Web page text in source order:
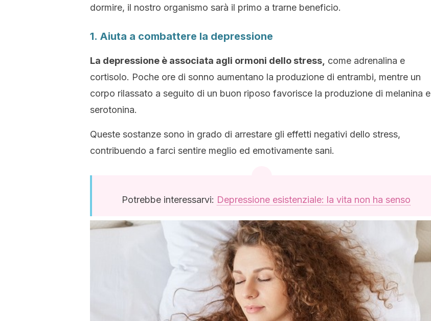
dormire, il nostro organismo sarà il primo a trarne beneficio.
1. Aiuta a combattere la depressione
La depressione è associata agli ormoni dello stress, come adrenalina e
cortisolo. Poche ore di sonno aumentano la produzione di entrambi, mentre un
corpo rilassato a seguito di un buon riposo favorisce la produzione di melanina e
serotonina.
Queste sostanze sono in grado di arrestare gli effetti negativi dello stress,
contribuendo a farci sentire meglio ed emotivamente sani.
Potrebbe interessarvi: Depressione esistenziale: la vita non ha senso